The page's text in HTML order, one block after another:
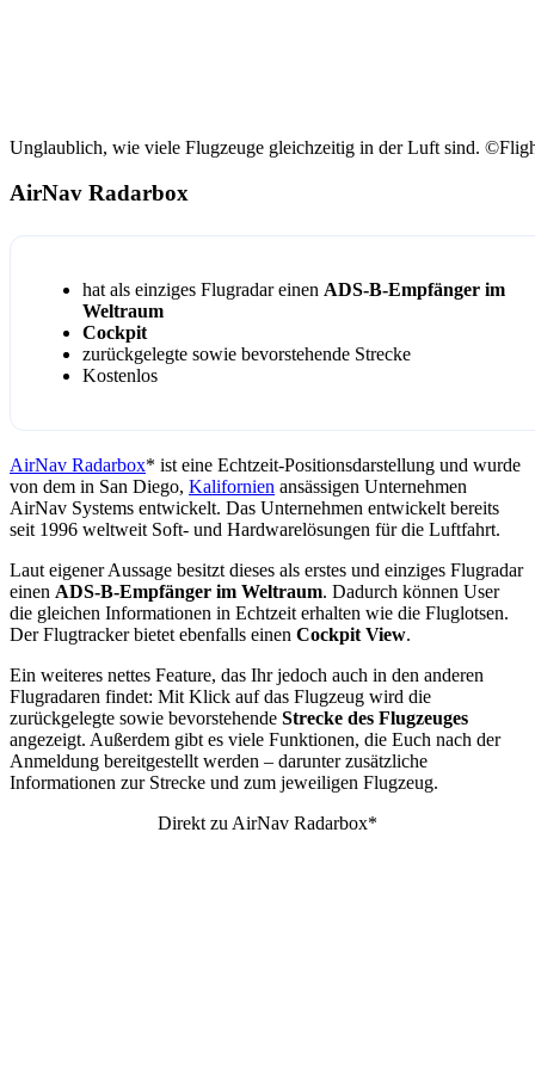
Unglaublich, wie viele Flugzeuge gleichzeitig in der Luft sind.
AirNav Radarbox
hat als einziges Flugradar einen ADS-B-Empfänger im
Weltraum
Cockpit
zurückgelegte sowie bevorstehende Strecke
Kostenlos
AirNav Radarbox* ist eine Echtzeit-Positionsdarstellung und wurde
von dem in San Diego, Kalifornien ansässigen Unternehmen
AirNav Systems entwickelt. Das Unternehmen entwickelt bereits
seit 1996 weltweit Soft- und Hardwarelösungen für die Luftfahrt.
Laut eigener Aussage besitzt dieses als erstes und einziges Flugradar
einen ADS-B-Empfänger im Weltraum. Dadurch können User
die gleichen Informationen in Echtzeit erhalten wie die Fluglotsen.
Der Flugtracker bietet ebenfalls einen Cockpit View.
Ein weiteres nettes Feature, das Ihr jedoch auch in den anderen
Flugradaren findet: Mit Klick auf das Flugzeug wird die
zurückgelegte sowie bevorstehende Strecke des Flugzeuges
angezeigt. Außerdem gibt es viele Funktionen, die Euch nach der
Anmeldung bereitgestellt werden – darunter zusätzliche
Informationen zur Strecke und zum jeweiligen Flugzeug.
Direkt zu AirNav Radarbox*